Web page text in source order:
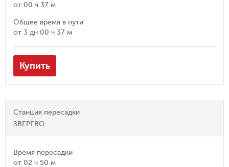
от 00 ч 37 м
Общее время в пути
от 3 дн 00 ч 37 м
Купить
Станция пересадки
ЗВЕРЕВО
Время пересадки
от 02 ч 50 м